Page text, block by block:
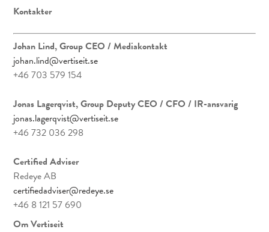
Kontakter
Johan Lind, Group CEO / Mediakontakt
johan.lind@vertiseit.se
+46 703 579 154
Jonas Lagerqvist, Group Deputy CEO / CFO / IR-ansvarig
jonas.lagerqvist@vertiseit.se
+46 732 036 298
Certified Adviser
Redeye AB
certifiedadviser@redeye.se
+46 8 121 57 690
Om Vertiseit